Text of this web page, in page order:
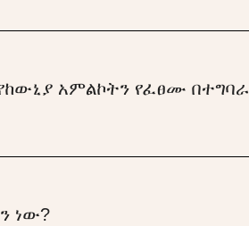
አምልኮትን የፈፀሙ
ነው?